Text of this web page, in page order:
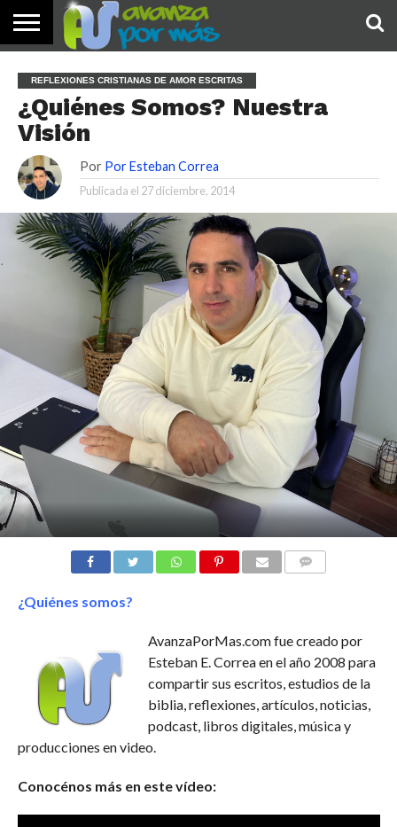
PALABRA
DE HOY
DEVOCIONALES
NOTICIAS
TESTIMONIOS
ORACIONES
SOBRE
NOSOTROS
IMÁGENES
REFLEXIONES CRISTIANAS DE AMOR ESCRITAS
¿Quiénes Somos? Nuestra
Visión
Por Por Esteban Correa
Publicada el 27 diciembre, 2014
¿Quiénes somos?
AvanzaPorMas.com fue creado por
Esteban E. Correa en el año 2008 para
compartir sus escritos, estudios de la
biblia, reflexiones, artículos, noticias,
podcast, libros digitales, música y
producciones en video.
Conocénos más en este vídeo: